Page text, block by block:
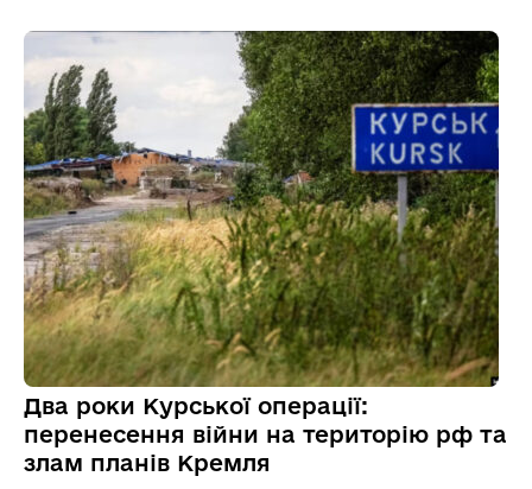
Два роки Курської операції:
перенесення війни на територію рф та
злам планів Кремля